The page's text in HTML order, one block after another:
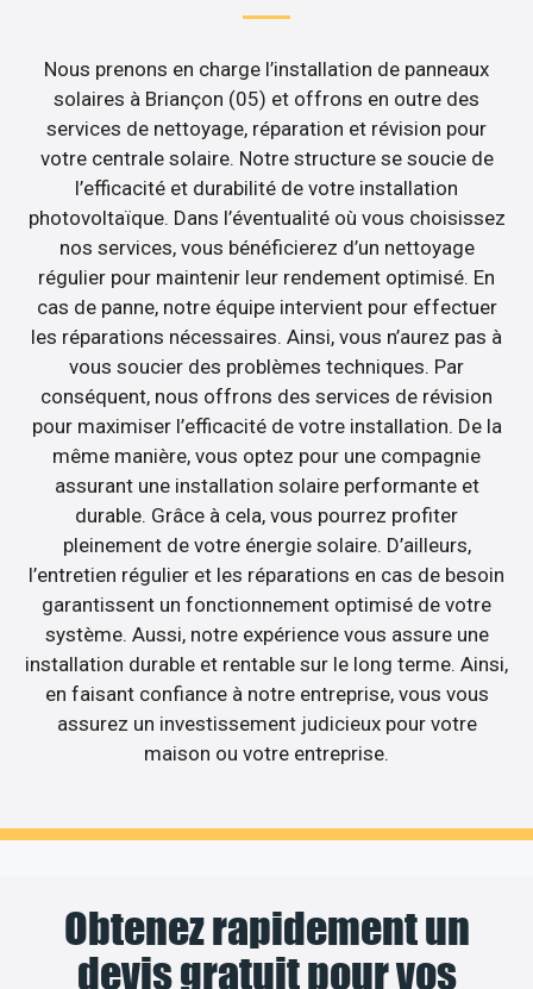
Nous prenons en charge l’installation de panneaux
solaires à Briançon (05) et offrons en outre des
services de nettoyage, réparation et révision pour
votre centrale solaire. Notre structure se soucie de
l’efficacité et durabilité de votre installation
photovoltaïque. Dans l’éventualité où vous choisissez
nos services, vous bénéficierez d’un nettoyage
régulier pour maintenir leur rendement optimisé. En
cas de panne, notre équipe intervient pour effectuer
les réparations nécessaires. Ainsi, vous n’aurez pas à
vous soucier des problèmes techniques. Par
conséquent, nous offrons des services de révision
pour maximiser l’efficacité de votre installation. De la
même manière, vous optez pour une compagnie
assurant une installation solaire performante et
durable. Grâce à cela, vous pourrez profiter
pleinement de votre énergie solaire. D’ailleurs,
l’entretien régulier et les réparations en cas de besoin
garantissent un fonctionnement optimisé de votre
système. Aussi, notre expérience vous assure une
installation durable et rentable sur le long terme. Ainsi,
en faisant confiance à notre entreprise, vous vous
assurez un investissement judicieux pour votre
maison ou votre entreprise.
Obtenez rapidement un
devis gratuit pour vos